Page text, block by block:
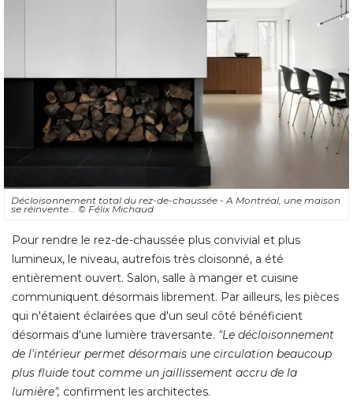
Décloisonnement total du rez-de-chaussée - A Montréal, une maison
se réinvente... © Félix Michaud
Pour rendre le rez-de-chaussée plus convivial et plus
lumineux, le niveau, autrefois très cloisonné, a été
entièrement ouvert. Salon, salle à manger et cuisine
communiquent désormais librement. Par ailleurs, les pièces
qui n'étaient éclairées que d'un seul côté bénéficient
désormais d'une lumière traversante. "Le décloisonnement
de l'intérieur permet désormais une circulation beaucoup
plus fluide tout comme un jaillissement accru de la
lumière", confirment les architectes.